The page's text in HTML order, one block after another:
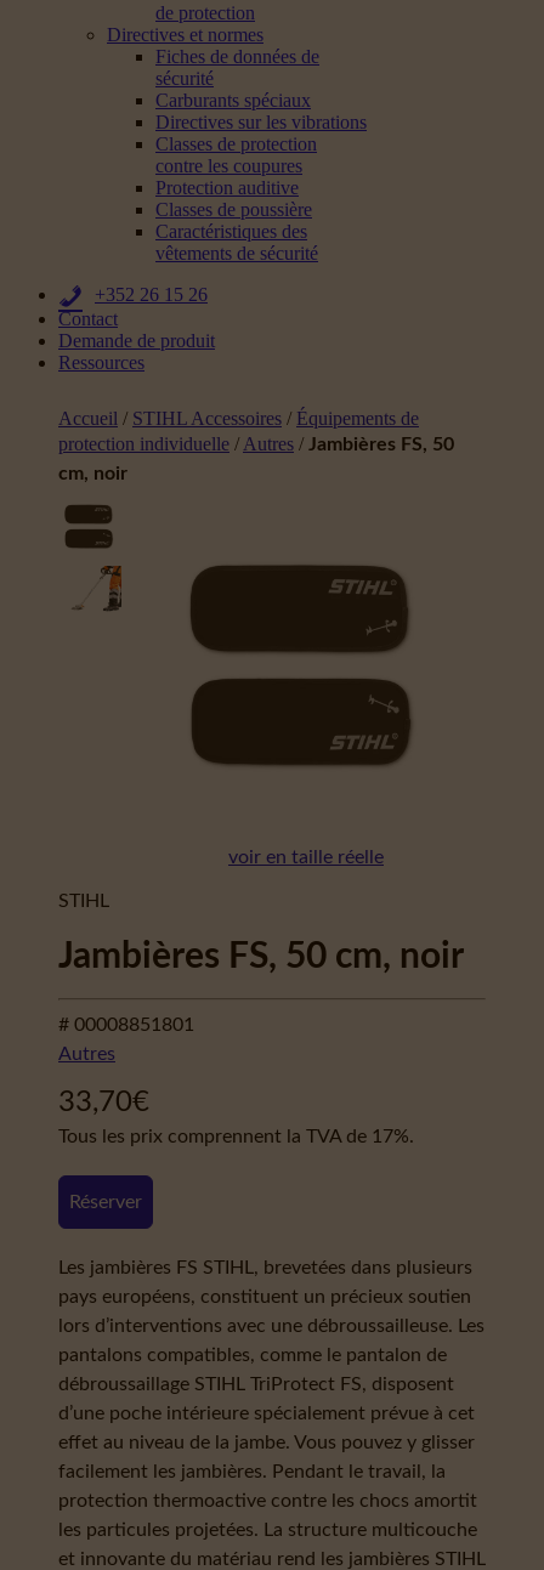
de protection
Directives et normes
Fiches de données de
sécurité
Carburants spéciaux
Directives sur les vibrations
Classes de protection
contre les coupures
Protection auditive
Classes de poussière
Caractéristiques des
vêtements de sécurité
+352 26 15 26
Contact
Demande de produit
Ressources
Accueil / STIHL Accessoires / Équipements de
protection individuelle / Autres / Jambières FS, 50
cm, noir
voir en taille réelle
STIHL
Jambières FS, 50 cm, noir
# 00008851801
Autres
33,70€
Tous les prix comprennent la TVA de 17%.
Réserver
Les jambières FS STIHL, brevetées dans plusieurs
pays européens, constituent un précieux soutien
lors d’interventions avec une débroussailleuse. Les
pantalons compatibles, comme le pantalon de
débroussaillage STIHL TriProtect FS, disposent
d’une poche intérieure spécialement prévue à cet
effet au niveau de la jambe. Vous pouvez y glisser
facilement les jambières. Pendant le travail, la
protection thermoactive contre les chocs amortit
les particules projetées. La structure multicouche
et innovante du matériau rend les jambières STIHL